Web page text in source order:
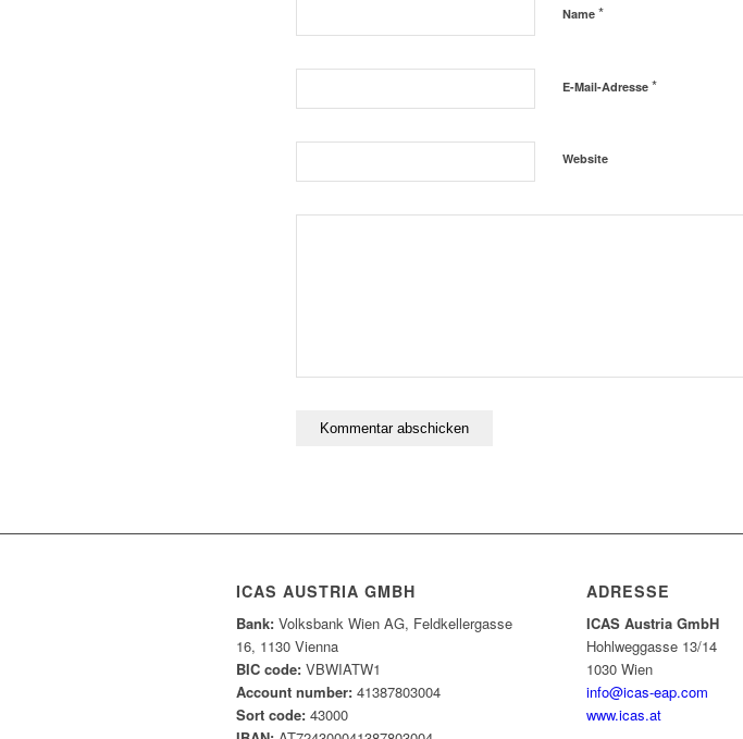
Name *
E-Mail-Adresse *
Website
ICAS AUSTRIA GMBH
Bank: Volksbank Wien AG, Feldkellergasse
16, 1130 Vienna
BIC code: VBWIATW1
Account number: 41387803004
Sort code: 43000
ADRESSE
ICAS Austria GmbH
Hohlweggasse 13/14
1030 Wien
info@icas-eap.com
www.icas.at